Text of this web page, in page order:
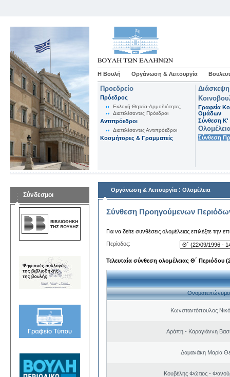
Η Βουλή Οργάνωση & Λειτουργία
Προεδρείο
Πρόεδρος
Εκλογή-Θητεία-Αρμοδιότητες
Διατελέσαντες Πρόεδροι
Αντιπρόεδροι
Διατελέσαντες Αντιπρόεδροι
Κοσμήτορες & Γραμματείς
Γραφεία
Ομάδων
Σύνθεση K'
Σύνθεση
Σύνδεσμοι
Οργάνωση & Λειτουργία : Ολομέλεια
Σύνθεση Προηγούμενων
Για να δείτε συνθέσεις ολομέλειας επιλέξτε την
Περίοδος:
Τελευταία σύνθεση ολομέλειας Θ΄ Περιόδου
Ονοματεπώνυμο
Κωνσταντόπουλος
Αράπη - Καραγιάννη
Δαμανάκη Μαρία
Κουβέλης Φώτιος -